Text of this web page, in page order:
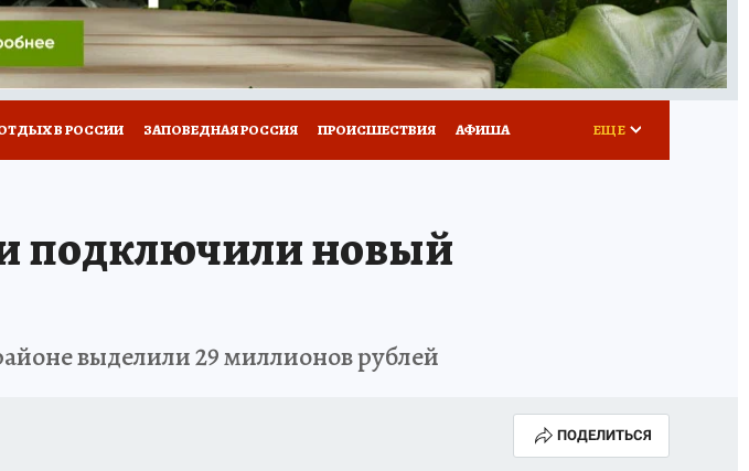
В РОССИИ ЗАПОВЕДНАЯ РОССИЯ ПРОИСШЕСТВИЯ АФИША ЕЩЕ
подключили новый
выделили 29 миллионов рублей
ПОДЕЛИТЬСЯ